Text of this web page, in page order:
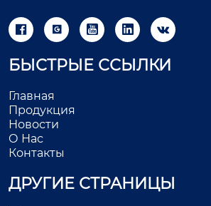
    
БЫСТРЫЕ ССЫЛКИ
Главная
Продукция
Новости
О Нас
Контакты
ДРУГИЕ СТРАНИЦЫ